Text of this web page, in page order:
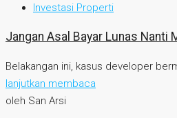
Investasi Properti
Jangan Asal Bayar Lunas Nanti
Belakangan ini, kasus developer
lanjutkan membaca
oleh San Arsi